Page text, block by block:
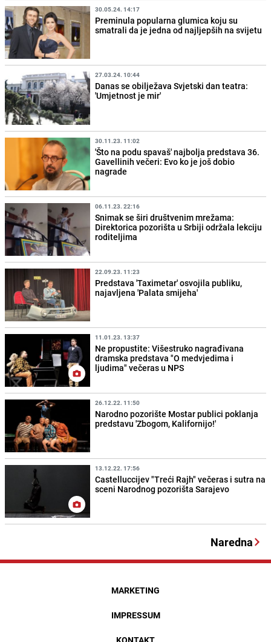
30.05.24. 14:17
Preminula popularna glumica koju su
smatrali da je jedna od najljepših na svijetu
27.03.24. 10:44
Danas se obilježava Svjetski dan teatra:
'Umjetnost je mir'
30.11.23. 11:02
'Što na podu spavaš' najbolja predstava 36.
Gavellinih večeri: Evo ko je još dobio
nagrade
06.11.23. 22:16
Snimak se širi društvenim mrežama:
Direktorica pozorišta u Srbiji održala lekciju
roditeljima
22.09.23. 11:23
Predstava 'Taximetar' osvojila publiku,
najavljena 'Palata smijeha'
11.01.23. 13:37
Ne propustite: Višestruko nagrađivana
dramska predstava "O medvjedima i
ljudima" večeras u NPS
26.12.22. 11:50
Narodno pozorište Mostar publici poklanja
predstavu 'Zbogom, Kalifornijo!'
13.12.22. 17:56
Castelluccijev "Treći Rajh" večeras i sutra na
sceni Narodnog pozorišta Sarajevo
Naredna
MARKETING
IMPRESSUM